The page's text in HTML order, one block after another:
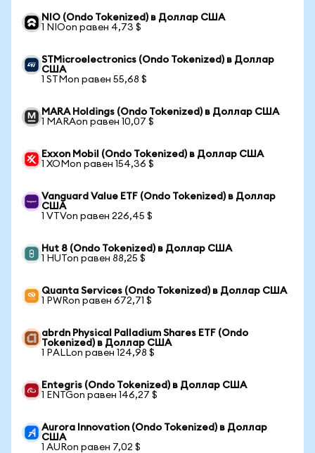
NIO (Ondo Tokenized) в Доллар США
1 NIOon равен 4,73 $
STMicroelectronics (Ondo Tokenized) в Доллар
США
1 STMon равен 55,68 $
MARA Holdings (Ondo Tokenized) в Доллар США
1 MARAon равен 10,07 $
Exxon Mobil (Ondo Tokenized) в Доллар США
1 XOMon равен 154,36 $
Vanguard Value ETF (Ondo Tokenized) в Доллар
США
1 VTVon равен 226,45 $
Hut 8 (Ondo Tokenized) в Доллар США
1 HUTon равен 88,25 $
Quanta Services (Ondo Tokenized) в Доллар США
1 PWRon равен 672,71 $
abrdn Physical Palladium Shares ETF (Ondo
Tokenized) в Доллар США
1 PALLon равен 124,98 $
Entegris (Ondo Tokenized) в Доллар США
1 ENTGon равен 146,27 $
Aurora Innovation (Ondo Tokenized) в Доллар
США
1 AURon равен 7,02 $